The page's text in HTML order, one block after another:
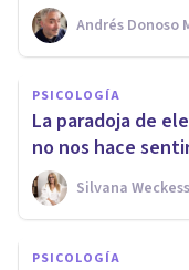
Andrés Donoso
PSICOLOGÍA
La paradoja de
no nos hace
Silvana
PSICOLOGÍA